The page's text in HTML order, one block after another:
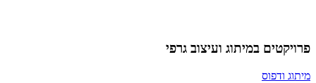
פרויקטים במיתוג ועיצוב גרפי
מיתוג ודפוס